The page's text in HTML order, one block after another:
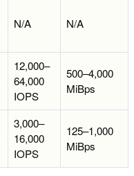
N/A N/A
12,000–
64,000
IOPS
500–4,000
MiBps
3,000–
16,000
IOPS
125–1,000
MiBps